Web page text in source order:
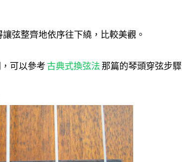
弦整齊地依序往下繞，比較美觀。
可以參考 古典式換弦法 那篇的琴頭穿弦步